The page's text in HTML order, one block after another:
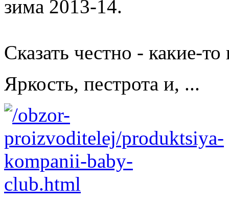
зима 2013-14.
Сказать честно - какие-
Яркость, пестрота и, ...